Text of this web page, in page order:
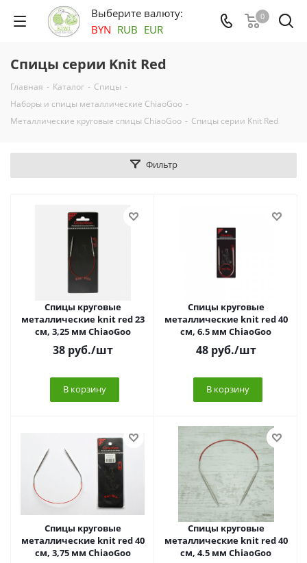
Выберите валюту:
BYN RUB EUR
0
Спицы серии Knit Red
Главная - Каталог - Спицы -
Наборы и спицы металлические ChiaoGoo -
Металлические круговые спицы ChiaoGoo - Спицы серии Knit Red
Фильтр
Спицы круговые
металлические knit red 23
см, 3,25 мм ChiaoGoo
38руб./шт
В корзину
Спицы круговые
металлические knit red 40
см, 6.5 мм ChiaoGoo
48руб./шт
В корзину
Спицы круговые
металлические knit red 40
см, 3,75 мм ChiaoGoo
Спицы круговые
металлические knit red 40
см, 4.5 мм ChiaoGoo